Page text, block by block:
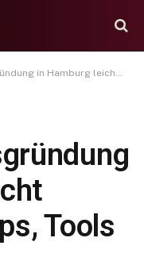
leicht gemacht – Tipps, Tools & SEO-Tricks
Tools